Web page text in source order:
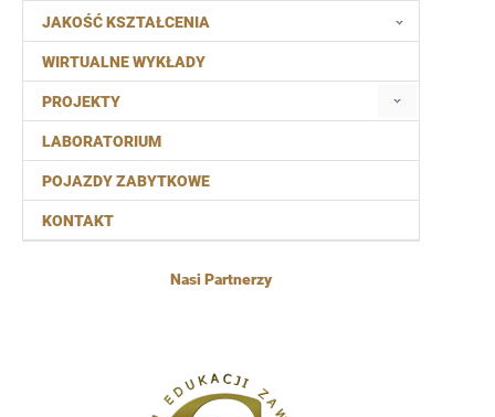
JAKOŚĆ KSZTAŁCENIA
WIRTUALNE WYKŁADY
PROJEKTY
LABORATORIUM
POJAZDY ZABYTKOWE
KONTAKT
Nasi Partnerzy